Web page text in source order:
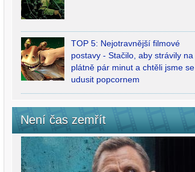
TOP 5: Nejotravnější filmové
postavy - Stačilo, aby strávily na
plátně pár minut a chtěli jsme se
udusit popcornem
Není čas zemřít